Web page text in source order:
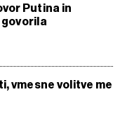
Putina in
govorila
vmesne volitve me